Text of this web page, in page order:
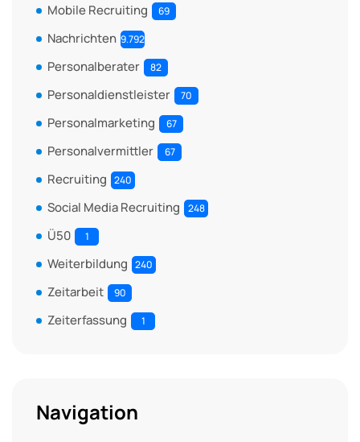
Mobile Recruiting 69
Nachrichten 9.792
Personalberater 82
Personaldienstleister 70
Personalmarketing 67
Personalvermittler 67
Recruiting 240
Social Media Recruiting 248
Ü50 1
Weiterbildung 240
Zeitarbeit 90
Zeiterfassung 1
Navigation